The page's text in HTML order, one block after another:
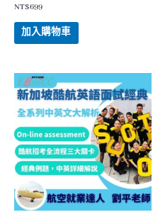
評
0
滿
分
5
NT$699
加入購物車